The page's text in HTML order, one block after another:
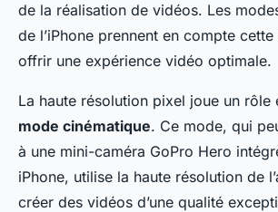
de la réalisation de vidéos. Les
de l’iPhone prennent en compte
offrir une expérience vidéo optimale.
La haute résolution pixel joue un rôle
mode cinématique. Ce mode, qui
à une mini-caméra GoPro Hero
iPhone, utilise la haute résolution de
créer des vidéos d’une qualité